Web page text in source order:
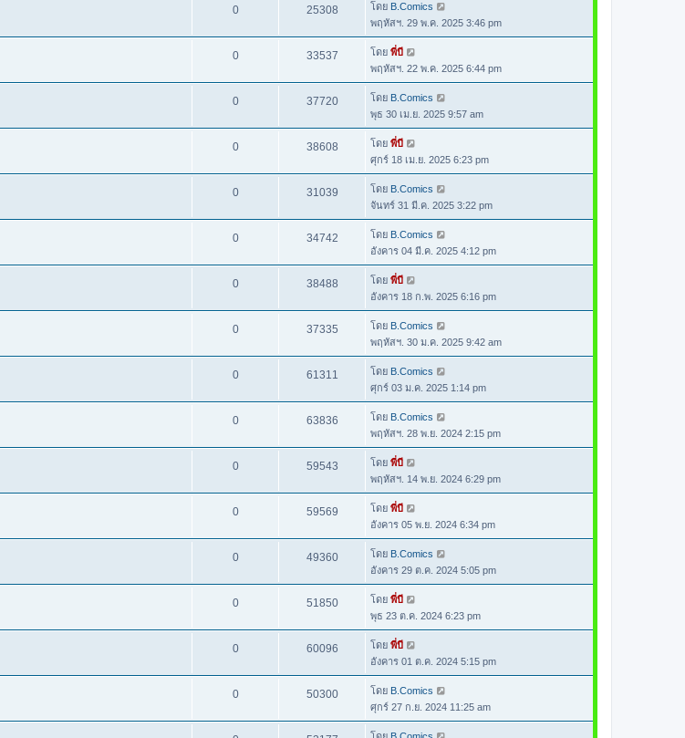
0 25308 โดย B.Comics
พฤหัสฯ. 29 พ.ค. 2025 3:46 pm
0 33537 โดย พี่บี
พฤหัสฯ. 22 พ.ค. 2025 6:44 pm
0 37720 โดย B.Comics
พุธ 30 เม.ย. 2025 9:57 am
0 38608 โดย พี่บี
ศุกร์ 18 เม.ย. 2025 6:23 pm
0 31039 โดย B.Comics
จันทร์ 31 มี.ค. 2025 3:22 pm
0 34742 โดย B.Comics
อังคาร 04 มี.ค. 2025 4:12 pm
0 38488 โดย พี่บี
อังคาร 18 ก.พ. 2025 6:16 pm
0 37335 โดย B.Comics
พฤหัสฯ. 30 ม.ค. 2025 9:42 am
0 61311 โดย B.Comics
ศุกร์ 03 ม.ค. 2025 1:14 pm
0 63836 โดย B.Comics
พฤหัสฯ. 28 พ.ย. 2024 2:15 pm
0 59543 โดย พี่บี
พฤหัสฯ. 14 พ.ย. 2024 6:29 pm
0 59569 โดย พี่บี
อังคาร 05 พ.ย. 2024 6:34 pm
0 49360 โดย B.Comics
อังคาร 29 ต.ค. 2024 5:05 pm
0 51850 โดย พี่บี
พุธ 23 ต.ค. 2024 6:23 pm
0 60096 โดย พี่บี
อังคาร 01 ต.ค. 2024 5:15 pm
0 50300 โดย B.Comics
ศุกร์ 27 ก.ย. 2024 11:25 am